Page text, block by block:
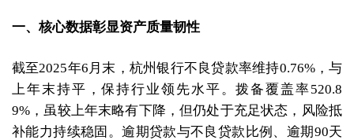
一、核心数据彰显资产质量韧性
截至2025年6月末，杭州银行不良贷款率维持0.76%，与
上年末持平，保持行业领先水平。拨备覆盖率520.8
9%，虽较上年末略有下降，但仍处于充足状态，风险抵
补能力持续稳固。逾期贷款与不良贷款比例、逾期90天